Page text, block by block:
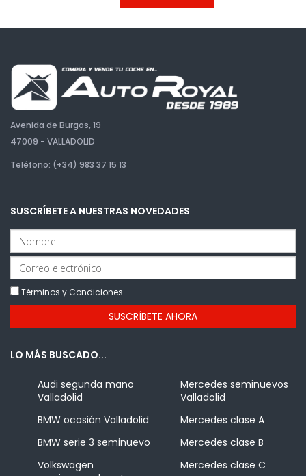
Avenida de Burgos, 19
47009 - VALLADOLID
Teléfono: (+34) 983 37 15 13
SUSCRÍBETE A NUESTRAS NOVEDADES
Términos y Condiciones
LO MÁS BUSCADO...
Audi segunda mano
Valladolid
BMW ocasión Valladolid
BMW serie 3 seminuevo
Volkswagen
Mercedes seminuevos
Valladolid
Mercedes clase A
Mercedes clase B
Mercedes clase C